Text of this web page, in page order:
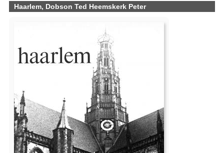
Haarlem, Dobson Ted Heemskerk Peter